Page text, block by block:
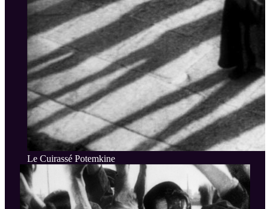
Le Cuirassé Potemkine